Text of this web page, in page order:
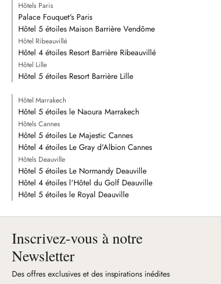
Hôtels Paris
Palace Fouquet's Paris
Hôtel 5 étoiles Maison Barrière Vendôme
Hôtel Ribeauvillé
Hôtel 4 étoiles Resort Barrière Ribeauvillé
Hôtel Lille
Hôtel 5 étoiles Resort Barrière Lille
Hôtel Marrakech
Hôtel 5 étoiles le Naoura Marrakech
Hôtels Cannes
Hôtel 5 étoiles Le Majestic Cannes
Hôtel 4 étoiles Le Gray d'Albion Cannes
Hôtels Deauville
Hôtel 5 étoiles Le Normandy Deauville
Hôtel 4 étoiles l'Hôtel du Golf Deauville
Hôtel 5 étoiles le Royal Deauville
Inscrivez-vous à notre
Newsletter
Des offres exclusives et des inspirations inédites